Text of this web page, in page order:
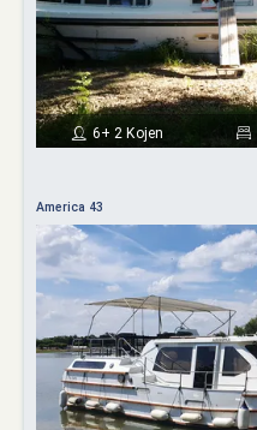
6+ 2 Kojen
America 43